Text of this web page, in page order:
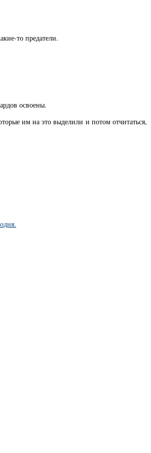
то предатели.
освоены.
им на это выделили и потом отчитаться,